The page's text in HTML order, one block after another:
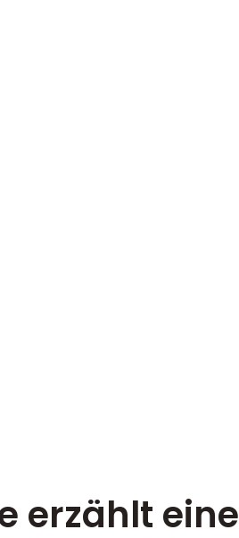
erzählt eine